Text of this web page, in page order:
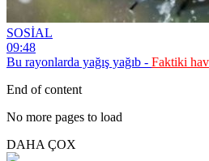
SOSİAL
09:48
Bu rayonlarda yağış yağıb - Faktiki
End of content
No more pages to load
DAHA ÇOX